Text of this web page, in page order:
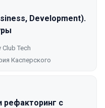
Development).
Club Tech
Касперского
рефакторинг с